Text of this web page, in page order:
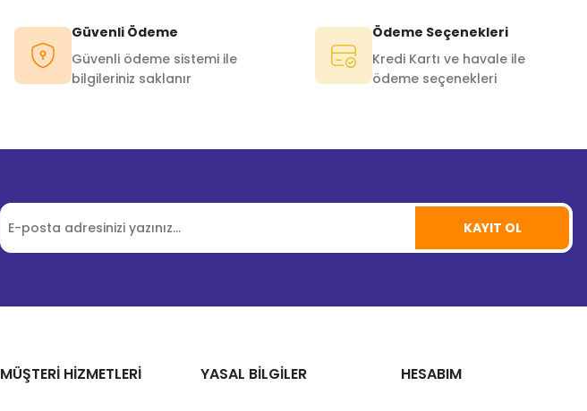
Güvenli Ödeme
Güvenli ödeme sistemi ile
bilgileriniz saklanır
Ödeme Seçenekleri
Kredi Kartı ve havale ile
ödeme seçenekleri
KAYIT OL
MÜŞTERİ HİZMETLERİ YASAL BİLGİLER HESABIM